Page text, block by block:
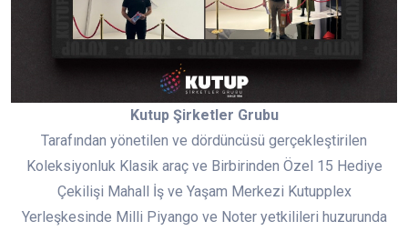
Kutup Şirketler Grubu
Tarafından yönetilen ve dördüncüsü gerçekleştirilen
Koleksiyonluk Klasik araç ve Birbirinden Özel 15 Hediye
Çekilişi Mahall İş ve Yaşam Merkezi Kutupplex
Yerleşkesinde Milli Piyango ve Noter yetkilileri huzurunda